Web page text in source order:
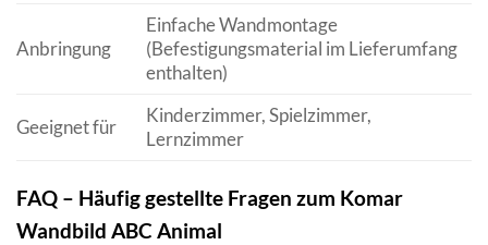
Anbringung
Einfache Wandmontage
(Befestigungsmaterial im Lieferumfang
enthalten)
Geeignet für
Kinderzimmer, Spielzimmer,
Lernzimmer
FAQ – Häufig gestellte Fragen zum Komar
Wandbild ABC Animal